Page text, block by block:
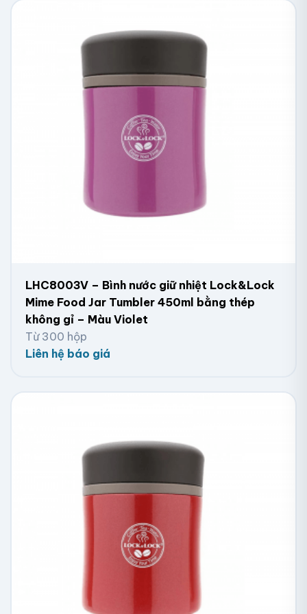
LHC8003V – Bình nước giữ nhiệt Lock&Lock
Mime Food Jar Tumbler 450ml bằng thép
không gỉ – Màu Violet
Từ 300 hộp
Liên hệ báo giá